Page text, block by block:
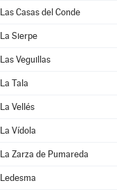
Las Casas del Conde
La Sierpe
Las Veguillas
La Tala
La Vellés
La Vídola
La Zarza de Pumareda
Ledesma